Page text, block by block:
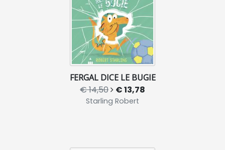
FERGAL DICE LE BUGIE
€ 14,50 € 13,78
Starling Robert